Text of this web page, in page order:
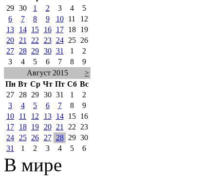
29 30 1 2 3 4
5
6
7 8 9 10 11
12
13
14 15 16 17 18
19
20
21 22 23 24 25
26
27
28 29 30 31 1
2
3
4 5 6 7 8
9
Август 2015
>
Пн Вт Ср Чт Пт Сб Вс
27
28 29 30 31 1
2
3
4 5 6 7 8
9
10
11 12 13 14 15
16
17
18 19 20 21 22
23
24
25 26 27 28 29 30
31
1 2 3 4 5 6
В мире